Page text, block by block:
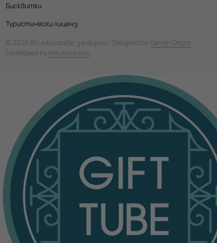
Бисквитки
Туристически лиценз
© 2026 Всички права запазени. Designed by Design Depot
Developed by min.solutions